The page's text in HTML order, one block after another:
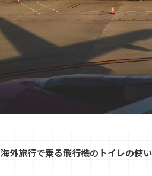
海外旅行で乗る飛行機のトイレの使